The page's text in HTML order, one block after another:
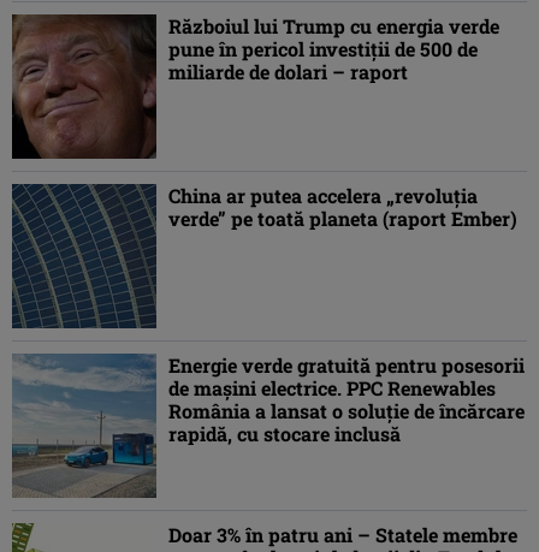
Războiul lui Trump cu energia verde
pune în pericol investiții de 500 de
miliarde de dolari – raport
China ar putea accelera „revoluţia
verde” pe toată planeta (raport Ember)
Energie verde gratuită pentru posesorii
de mașini electrice. PPC Renewables
România a lansat o soluție de încărcare
rapidă, cu stocare inclusă
Doar 3% în patru ani – Statele membre